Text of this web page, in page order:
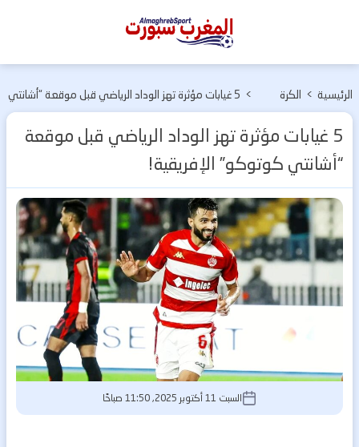
المغرب
الرئيسية > الكرة
>
5 غيابات مؤثرة تهز الوداد الرياضي قبل موقعة “أشانتي
5 غيابات مؤثرة تهز الوداد الرياضي قبل موقعة
“أشانتي كوتوكو” الإفريقية!
السبت 11 أكتوبر 2025, 11:50 صباحًا